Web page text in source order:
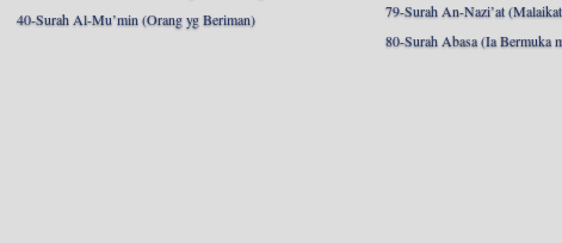
40-Surah Al-Mu’min (Orang yg Beriman)
79-Surah An-Nazi’at
80-Surah Abasa (Ia Bermuka